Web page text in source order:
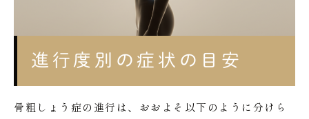
進行度別の症状の目安
骨粗しょう症の進行は、おおよそ以下のように分けら